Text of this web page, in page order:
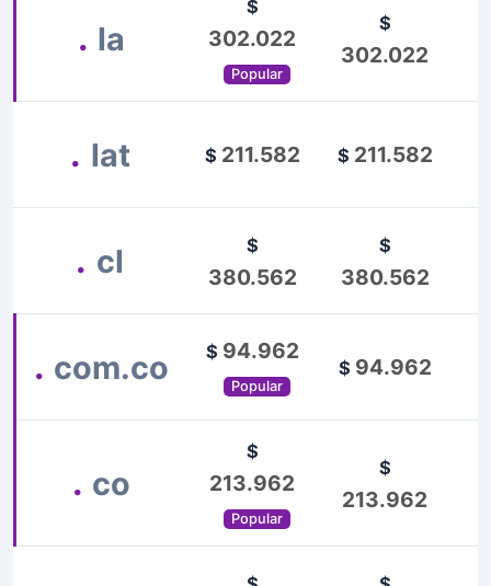
. la
$
302.022
Popular
$
302.022
. lat $ 211.582 $ 211.582
. cl $
380.562
$
380.562
. com.co $ 94.962
Popular
$ 94.962
. co
$
213.962
Popular
$
213.962